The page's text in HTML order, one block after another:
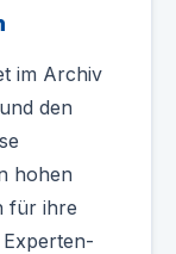
im Archiv
und den
hohen
für ihre